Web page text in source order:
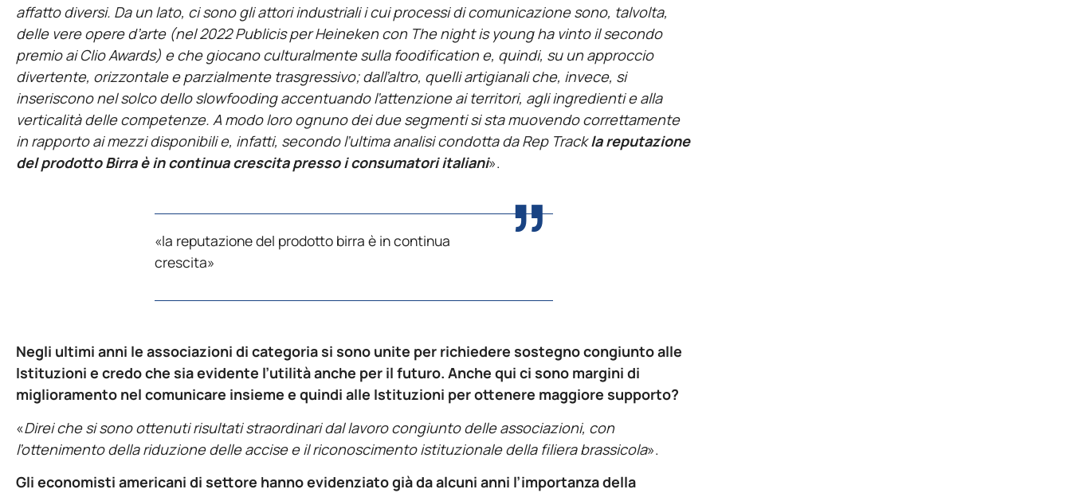
affatto diversi. Da un lato, ci sono gli attori industriali i cui processi di comunicazione sono, talvolta,
delle vere opere d’arte (nel 2022 Publicis per Heineken con The night is young ha vinto il secondo
premio ai Clio Awards) e che giocano culturalmente sulla foodification e, quindi, su un approccio
divertente, orizzontale e parzialmente trasgressivo; dall’altro, quelli artigianali che, invece, si
inseriscono nel solco dello slowfooding accentuando l’attenzione ai territori, agli ingredienti e alla
verticalità delle competenze. A modo loro ognuno dei due segmenti si sta muovendo correttamente
in rapporto ai mezzi disponibili e, infatti, secondo l’ultima analisi condotta da Rep Trackla reputazione
del prodotto Birra è in continua crescita presso i consumatori italiani».
«la reputazione del prodotto birra è in continua
crescita»
Negli ultimi anni le associazioni di categoria si sono unite per richiedere sostegno congiunto alle
Istituzioni e credo che sia evidente l’utilità anche per il futuro. Anche qui ci sono margini di
miglioramento nel comunicare insieme e quindi alle Istituzioni per ottenere maggiore supporto?
«Direi che si sono ottenuti risultati straordinari dal lavoro congiunto delle associazioni, con
l’ottenimento della riduzione delle accise e il riconoscimento istituzionale della filiera brassicola».
Gli economisti americani di settore hanno evidenziato già da alcuni anni l’importanza della